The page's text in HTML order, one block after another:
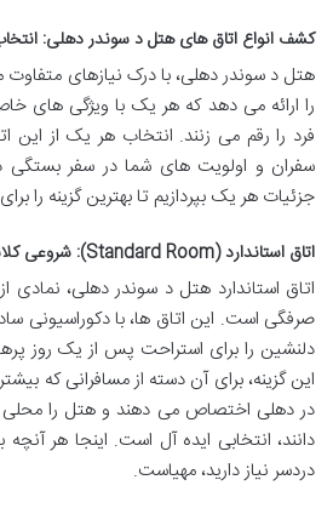
کشف انواع اتاق های هتل د سوندر دهلی:
هتل د سوندر دهلی، با درک نیازهای متفاوت
را ارائه می دهد که هر یک با ویژگی های
فرد را رقم می زنند. انتخاب هر یک از این
سفران و اولویت های شما در سفر بستگی
جزئیات هر یک بپردازیم تا بهترین گزینه را
اتاق استاندارد (Standard Room): شروعی کلاسیک برای ماجراجویی شما
اتاق استاندارد هتل د سوندر دهلی، نمادی
صرفگی است. این اتاق ها، با دکوراسیونی
دلنشین را برای استراحت پس از یک روز
این گزینه، برای آن دسته از مسافرانی که
در دهلی اختصاص می دهند و هتل را
دانند، انتخابی ایده آل است. اینجا هر
دردسر نیاز دارید، مهیاست.